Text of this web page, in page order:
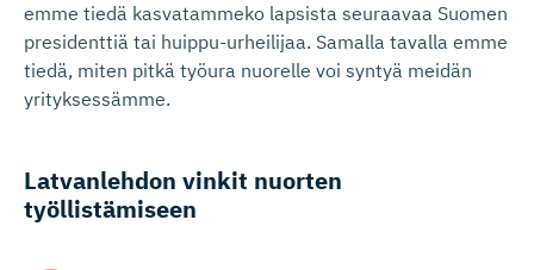
emme tiedä kasvatammeko lapsista seuraavaa Suomen
presidenttiä tai huippu-urheilijaa. Samalla tavalla emme
tiedä, miten pitkä työura nuorelle voi syntyä meidän
yrityksessämme.
Latvanlehdon vinkit nuorten
työllistämiseen